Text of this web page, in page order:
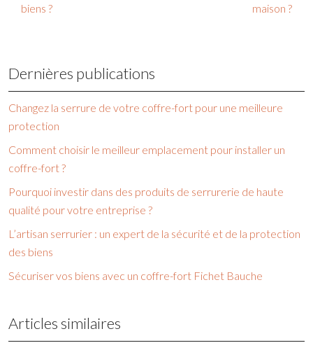
biens ?
maison ?
Dernières publications
Changez la serrure de votre coffre-fort pour une meilleure
protection
Comment choisir le meilleur emplacement pour installer un
coffre-fort ?
Pourquoi investir dans des produits de serrurerie de haute
qualité pour votre entreprise ?
L’artisan serrurier : un expert de la sécurité et de la protection
des biens
Sécuriser vos biens avec un coffre-fort Fichet Bauche
Articles similaires